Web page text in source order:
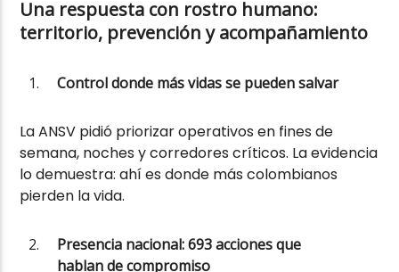
Una respuesta con rostro humano:
territorio, prevención y acompañamiento
Control donde más vidas se pueden salvar
La ANSV pidió priorizar operativos en fines de
semana, noches y corredores críticos. La evidencia
lo demuestra: ahí es donde más colombianos
pierden la vida.
Presencia nacional: 693 acciones que
hablan de compromiso